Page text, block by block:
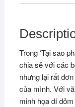
Trong ‘Tại sao
chia sẻ với các
nhưng lại rất
của mình. Với
minh họa dí